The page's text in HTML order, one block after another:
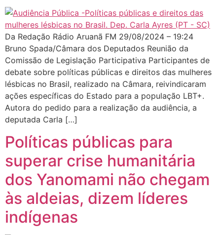
Da Redação Rádio Aruanã FM 29/08/2024 – 19:24
Bruno Spada/Câmara dos Deputados Reunião da
Comissão de Legislação Participativa Participantes de
debate sobre políticas públicas e direitos das mulheres
lésbicas no Brasil, realizado na Câmara, reivindicaram
ações específicas do Estado para a população LBT+.
Autora do pedido para a realização da audiência, a
deputada Carla […]
Políticas públicas para
superar crise humanitária
dos Yanomami não chegam
às aldeias, dizem líderes
indígenas